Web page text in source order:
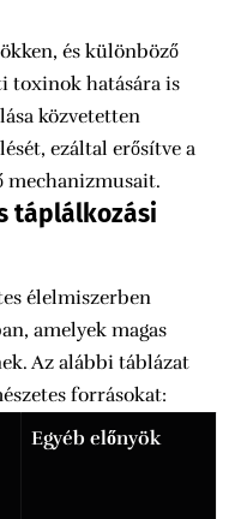
és különböző
toxinok hatására is
közvetetten
ezáltal erősítve a
mechanizmusait.
táplálkozási
élelmiszerben
amelyek magas
Az alábbi táblázat
forrásokat:
Egyéb előnyök